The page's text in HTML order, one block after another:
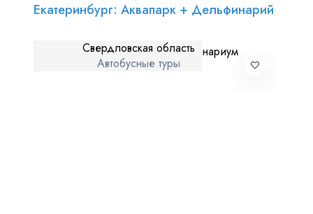
Екатеринбург: Аквапарк + Дельфинарий
Свердловская область
Автобусные туры